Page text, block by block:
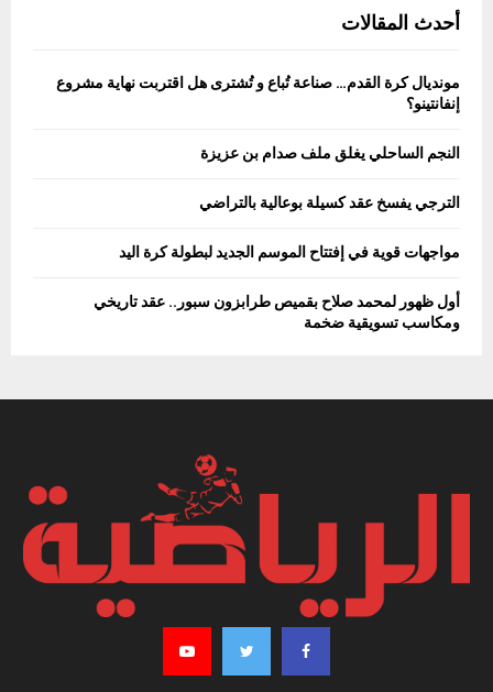
أحدث المقالات
مونديال كرة القدم… صناعة تُباع و تُشترى هل اقتربت نهاية مشروع
إنفانتينو؟
النجم الساحلي يغلق ملف صدام بن عزيزة
الترجي يفسخ عقد كسيلة بوعالية بالتراضي
مواجهات قوية في إفتتاح الموسم الجديد لبطولة كرة اليد
أول ظهور لمحمد صلاح بقميص طرابزون سبور.. عقد تاريخي
ومكاسب تسويقية ضخمة